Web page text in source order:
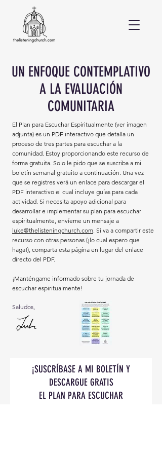
UN ENFOQUE CONTEMPLATIVO
A LA EVALUACIÓN
COMUNITARIA
El Plan para Escuchar Espiritualmente (ver imagen
adjunta) es un PDF interactivo que detalla un
proceso de tres partes para escuchar a la
comunidad. Estoy proporcionando este recurso de
forma gratuita. Solo le pido que se suscriba a mi
boletín semanal gratuito a continuación. Una vez
que se registres verá un enlace para descargar el
PDF interactivo el cual incluye guías para cada
actividad. Si necesita apoyo adicional para
desarrollar e implementar su plan para escuchar
espiritualmente, envíeme un mensaje a
luke@thelisteningchurch.com. Si va a compartir este
recurso con otras personas (¡lo cual espero que
haga!), comparta esta página en lugar del enlace
directo del PDF.
¡Manténgame informado sobre tu jornada de
escuchar espiritualmente!
Saludos,
¡SUSCRÍBASE A MI BOLETÍN Y
DESCARGUE GRATIS
EL PLAN PARA ESCUCHAR